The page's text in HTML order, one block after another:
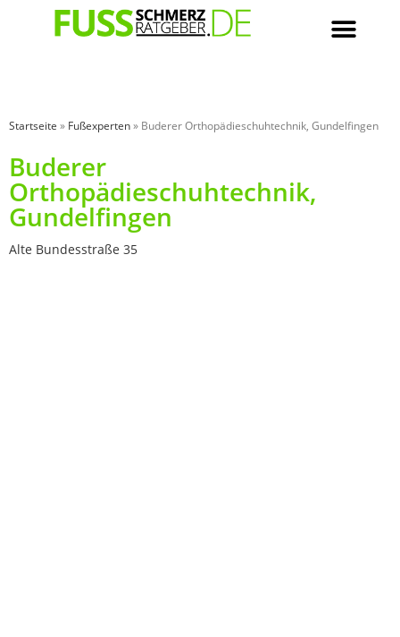
Startseite » Fußexperten» Buderer Orthopädieschuhtechnik, Gundelfingen
Buderer
Orthopädieschuhtechnik,
Gundelfingen
Alte Bundesstraße 35